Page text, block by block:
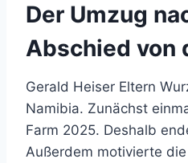
Der Umzug
Abschied von
Gerald Heiser Eltern
Namibia. Zunächst
Farm 2025. Deshalb
Außerdem motivierte